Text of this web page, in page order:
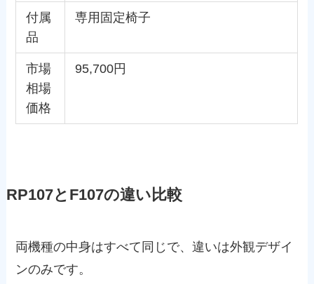
付属
品
専用固定椅子
市場
相場
価格
95,700円
RP107とF107の違い比較
両機種の中身はすべて同じで、違いは外観デザイ
ンのみです。